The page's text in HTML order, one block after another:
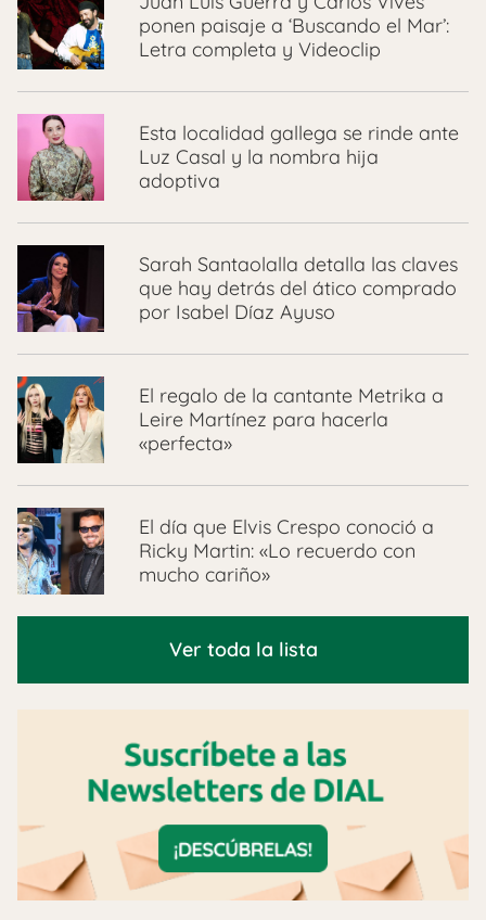
ponen paisaje a ‘Buscando el Mar’:
Letra completa y Videoclip
Esta localidad gallega se rinde ante
Luz Casal y la nombra hija
adoptiva
Sarah Santaolalla detalla las claves
que hay detrás del ático comprado
por Isabel Díaz Ayuso
El regalo de la cantante Metrika a
Leire Martínez para hacerla
«perfecta»
El día que Elvis Crespo conoció a
Ricky Martin: «Lo recuerdo con
mucho cariño»
Ver toda la lista